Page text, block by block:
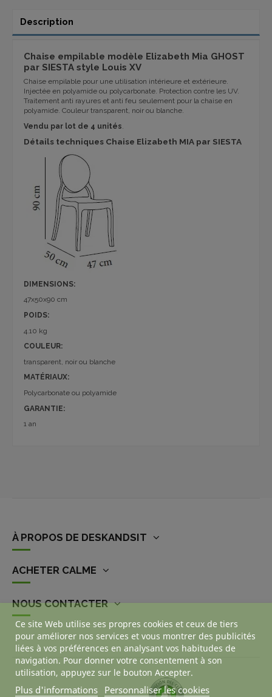
Description
Chaise empilable modèle Elizabeth Mia GHOST
par SIESTA style Louis XV
Chaise empilable pour une utilisation intérieure et extérieure.
Injectée en polyamide ou polycarbonate. Protection contre les UV.
Traitement anti rayures et anti feu seulement pour la chaise en
polyamide. Couleur transparent, noir ou blanche.
Vendu par lot de 4 unités
Détails techniques Chaise Elizabeth MIA par SIESTA
DIMENSIONS:
47x50x90 cm
POIDS:
4.10 kg
COULEUR:
transparent, noir ou blanche
MATÉRIAUX:
Polycarbonate ou polyamide
GARANTIE:
1 an
À PROPOS DE DESKANDSIT
ACHETER CALME
NOUS CONTACTER
Ce site Web utilise ses propres cookies et ceux de tiers
pour améliorer nos services et vous montrer des publicités
liées à vos préférences en analysant vos habitudes de
navigation. Pour donner votre consentement à son
utilisation, appuyez sur le bouton Accepter.
Plus d'informations Personnaliser les cookies